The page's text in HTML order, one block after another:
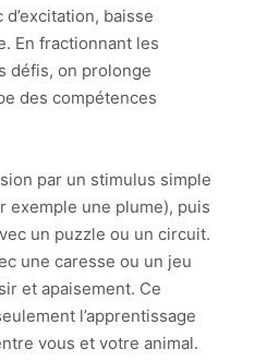
baisse
En fractionnant les
défis, on prolonge
des compétences
par un stimulus simple
exemple une plume), puis
un puzzle ou un circuit.
une caresse ou un jeu
et apaisement. Ce
l’apprentissage
vous et votre animal.